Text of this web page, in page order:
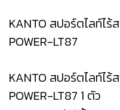
KANTO สปอร์ตไลท์ไร้
POWER-LT87
KANTO สปอร์ตไลท์ไร้
POWER-LT87 1 ตัว